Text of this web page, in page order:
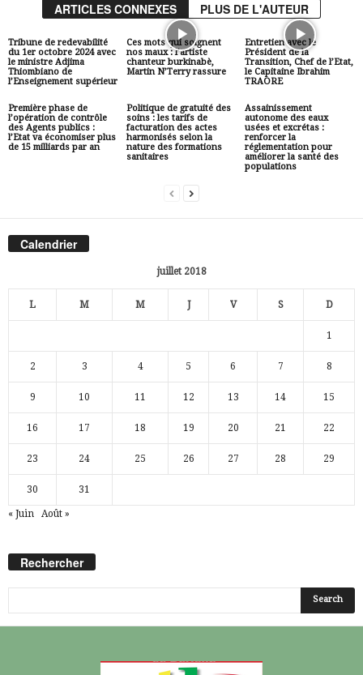
ARTICLES CONNEXES PLUS DE L'AUTEUR
Tribune de redevabilité
du 1er octobre 2024 avec
le ministre Adjima
Thiombiano de
l’Enseignement supérieur
Ces mots qui soignent
nos maux : l’artiste
chanteur burkinabè,
Martin N’Terry rassure
Entretien avec le
Président de la
Transition, Chef de l’Etat,
le Capitaine Ibrahim
TRAORE
Première phase de
l’opération de contrôle
des Agents publics :
l’Etat va économiser plus
de 15 milliards par an
Politique de gratuité des
soins : les tarifs de
facturation des actes
harmonisés selon la
nature des formations
sanitaires
Assainissement
autonome des eaux
usées et excrétas :
renforcer la
réglementation pour
améliorer la santé des
populations
Calendrier
juillet 2018
L M M J V S D
1
2 3 4 5 6 7 8
9 10 11 12 13 14 15
16 17 18 19 20 21 22
23 24 25 26 27 28 29
30 31
« Juin Août »
Rechercher